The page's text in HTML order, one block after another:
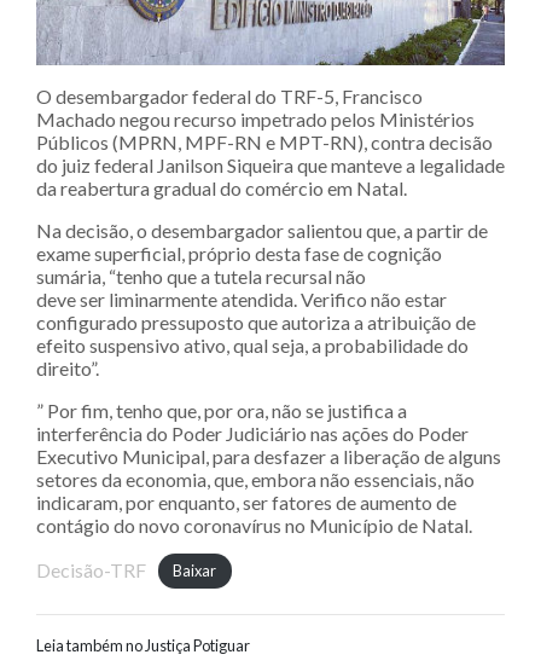
O desembargador federal do TRF-5, Francisco
Machado negou recurso impetrado pelos Ministérios
Públicos (MPRN, MPF-RN e MPT-RN), contra decisão
do juiz federal Janilson Siqueira que manteve a legalidade
da reabertura gradual do comércio em Natal.
Na decisão, o desembargador salientou que, a partir de
exame superficial, próprio desta fase de cognição
sumária, “tenho que a tutela recursal não
deve ser liminarmente atendida. Verifico não estar
configurado pressuposto que autoriza a atribuição de
efeito suspensivo ativo, qual seja, a probabilidade do
direito”.
” Por fim, tenho que, por ora, não se justifica a
interferência do Poder Judiciário nas ações do Poder
Executivo Municipal, para desfazer a liberação de alguns
setores da economia, que, embora não essenciais, não
indicaram, por enquanto, ser fatores de aumento de
contágio do novo coronavírus no Município de Natal.
Decisão-TRF
Baixar
Leia também no Justiça Potiguar